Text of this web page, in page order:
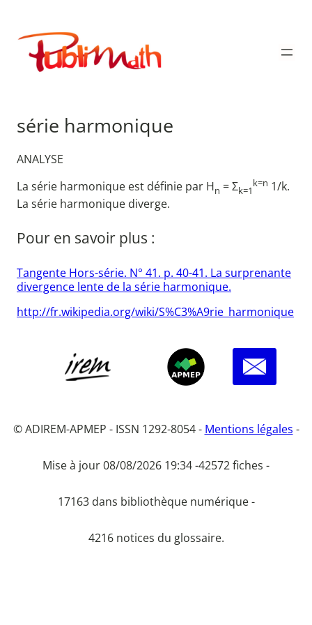
contenu
Publimath
série harmonique
ANALYSE
La série harmonique est définie par Hn = Σk=1
k=n 1/k.
La série harmonique diverge.
Pour en savoir plus :
Tangente Hors-série. N° 41. p. 40-41. La surprenante
divergence lente de la série harmonique.
http://fr.wikipedia.org/wiki/S%C3%A9rie_harmonique
© ADIREM-APMEP - ISSN 1292-8054 - Mentions légales -
Mise à jour 08/08/2026 19:34 -42572 fiches -
17163 dans bibliothèque numérique -
4216 notices du glossaire.